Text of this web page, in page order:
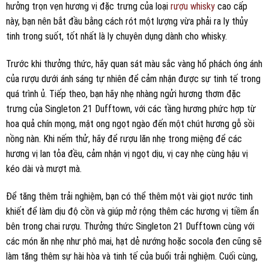
hưởng trọn vẹn hương vị đặc trưng của loại rượu whisky cao cấp
này, bạn nên bắt đầu bằng cách rót một lượng vừa phải ra ly thủy
tinh trong suốt, tốt nhất là ly chuyên dụng dành cho whisky.
Trước khi thưởng thức, hãy quan sát màu sắc vàng hổ phách óng ánh
của rượu dưới ánh sáng tự nhiên để cảm nhận được sự tinh tế trong
quá trình ủ. Tiếp theo, bạn hãy nhẹ nhàng ngửi hương thơm đặc
trưng của Singleton 21 Dufftown, với các tầng hương phức hợp từ
hoa quả chín mọng, mật ong ngọt ngào đến một chút hương gỗ sồi
nồng nàn. Khi nếm thử, hãy để rượu lăn nhẹ trong miệng để các
hương vị lan tỏa đều, cảm nhận vị ngọt dịu, vị cay nhẹ cùng hậu vị
kéo dài và mượt mà.
Để tăng thêm trải nghiệm, bạn có thể thêm một vài giọt nước tinh
khiết để làm dịu độ cồn và giúp mở rộng thêm các hương vị tiềm ẩn
bên trong chai rượu. Thưởng thức Singleton 21 Dufftown cùng với
các món ăn nhẹ như phô mai, hạt dẻ nướng hoặc socola đen cũng sẽ
làm tăng thêm sự hài hòa và tinh tế của buổi trải nghiệm. Cuối cùng,